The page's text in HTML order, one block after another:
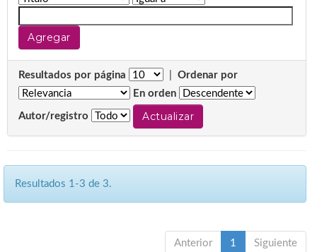
Resultados por página
Ordenar por
En orden
Autor/registro
Resultados 1-3 de 3.
Anterior 1 Siguiente